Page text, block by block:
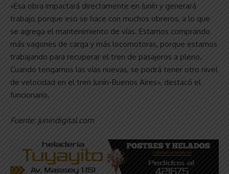
«Esa obra impactará directamente en Junín y generará
trabajo, porque eso se hace con muchos obreros, a lo que
se agrega el mantenimiento de vías. Estamos comprando
más vagones de carga y más locomotoras, porque estamos
trabajando para recuperar el tren de pasajeros a pleno.
Cuando tengamos las vías nuevas, se podrá tener otro nivel
de velocidad en el tren Junín-Buenos Aires», destacó el
funcionario.
Fuente: junindigital.com